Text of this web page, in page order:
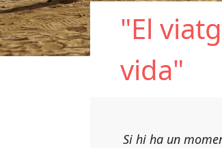
"El
vida"
Si hi ha un